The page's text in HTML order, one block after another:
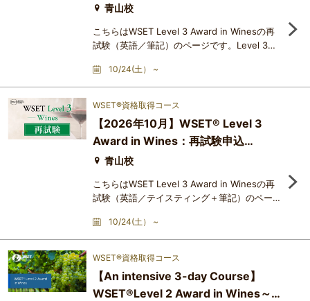
スティングについても記述式
（English／Theory Only）
青山校
こちらはWSET Level 3 Award in Winesの再
試験（英語／筆記）のページです。Level 3
飲、選択式筆記、ショートエッセイ）から成
り、個別に合否判定がなされます。特定のユニ
ットが不合格であったために、資格取得ができ
とができます。難易度は、筆記のショートエッ
セイ形式の問題が入ること、さらにテイスティ
ングについても記述式の問題であ
10/24(土） ~
WSET®資格取得コース
【2026年10月】WSET® Level 3
Award in Wines：再試験申込
（English／Tasting＆Theory）
青山校
こちらはWSET Level 3 Award in Winesの再
試験（英語／テイスティング＋筆記）のページ
のユニット（試飲、選択式筆記、ショートエッ
セイ）から成り、個別に合否判定がなされま
す。特定のユニットが不合格であったために、
み再受験することができます。難易度は、筆記
のショートエッセイ形式の問題が入ること、さ
10/24(土） ~
WSET®資格取得コース
【An intensive 3-day Course】
WSET®Level 2 Award in Wines～